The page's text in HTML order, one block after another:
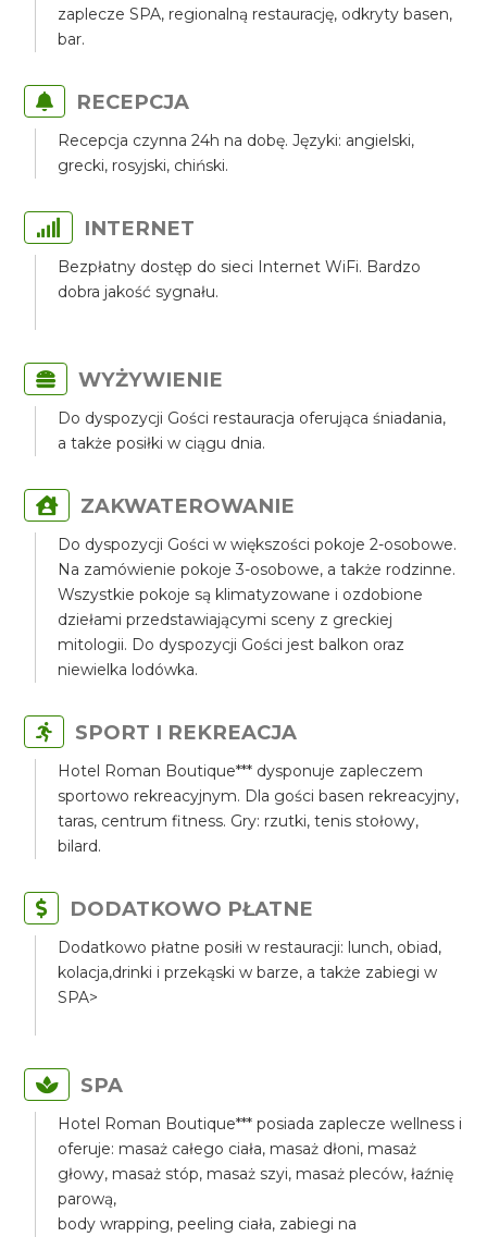
zaplecze SPA, regionalną restaurację, odkryty basen,
bar.
RECEPCJA
Recepcja czynna 24h na dobę. Języki: angielski,
grecki, rosyjski, chiński.
INTERNET
Bezpłatny dostęp do sieci Internet WiFi. Bardzo
dobra jakość sygnału.
WYŻYWIENIE
Do dyspozycji Gości restauracja oferująca śniadania,
a także posiłki w ciągu dnia.
ZAKWATEROWANIE
Do dyspozycji Gości w większości pokoje 2-osobowe.
Na zamówienie pokoje 3-osobowe, a także rodzinne.
Wszystkie pokoje są klimatyzowane i ozdobione
dziełami przedstawiającymi sceny z greckiej
mitologii. Do dyspozycji Gości jest balkon oraz
niewielka lodówka.
SPORT I REKREACJA
Hotel Roman Boutique*** dysponuje zapleczem
sportowo rekreacyjnym. Dla gości basen rekreacyjny,
taras, centrum fitness. Gry: rzutki, tenis stołowy,
bilard.
DODATKOWO PŁATNE
Dodatkowo płatne posiłi w restauracji: lunch, obiad,
kolacja,drinki i przekąski w barze, a także zabiegi w
SPA>
SPA
Hotel Roman Boutique*** posiada zaplecze wellness i
oferuje: masaż całego ciała, masaż dłoni, masaż
głowy, masaż stóp, masaż szyi, masaż pleców, łaźnię
parową,
body wrapping, peeling ciała, zabiegi na